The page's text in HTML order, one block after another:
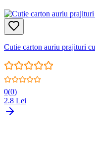
Cutie carton auriu prajituri
0(0)
2.8 Lei